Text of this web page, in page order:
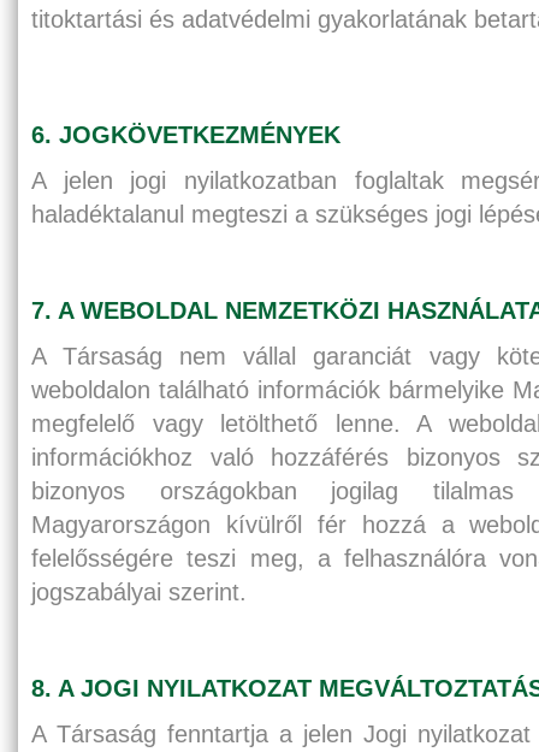
titoktartási és adatvédelmi gyakorlatának
6. JOGKÖVETKEZMÉNYEK
A jelen jogi nyilatkozatban foglaltak
haladéktalanul megteszi a szükséges jogi
7. A WEBOLDAL NEMZETKÖZI
A Társaság nem vállal garanciát vagy
weboldalon található információk bármelyike
megfelelő vagy letölthető lenne. A
információkhoz való hozzáférés bizonyos
bizonyos országokban jogilag
Magyarországon kívülről fér hozzá a
felelősségére teszi meg, a felhasználóra
jogszabályai szerint.
8. A JOGI NYILATKOZAT
A Társaság fenntartja a jelen Jogi